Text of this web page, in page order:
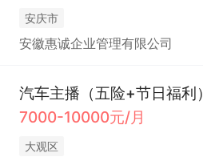
安庆市
安徽惠诚企业管理有限公司
汽车主播（五险+节日福利）
7000-10000元/月
大观区